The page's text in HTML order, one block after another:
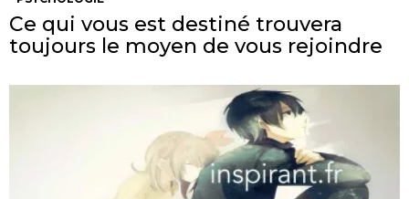
Ce qui vous est destiné trouvera
toujours le moyen de vous rejoindre